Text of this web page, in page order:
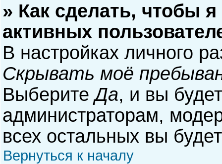
» Как сделать, чтобы
активных
В настройках личного
Скрывать моё
ВыберитеДа, и вы
администраторам,
всех остальных вы
Вернуться к началу